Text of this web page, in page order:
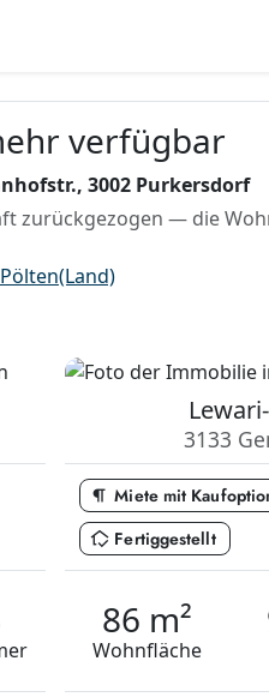
verfügbar
3002 Purkersdorf
zurückgezogen — die
3133
format_paragraph Miete mit
in_home_mode Fertiggestellt
86 m²
Wohnfläche